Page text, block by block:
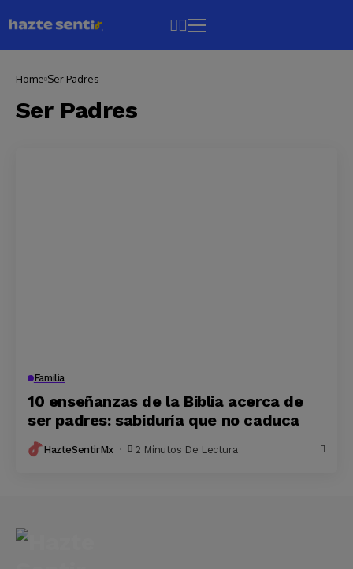
Home Ser Padres
Ser Padres
Familia
10 enseñanzas de la Biblia acerca de
ser padres: sabiduría que no caduca
HazteSentirMx 2 Minutos De Lectura